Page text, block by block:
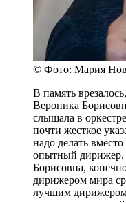
© Фото: Мария
В память
Вероника
слышала в
почти жесткое
надо делать
опытный дирижер,
Борисовна,
дирижером мира
лучшим